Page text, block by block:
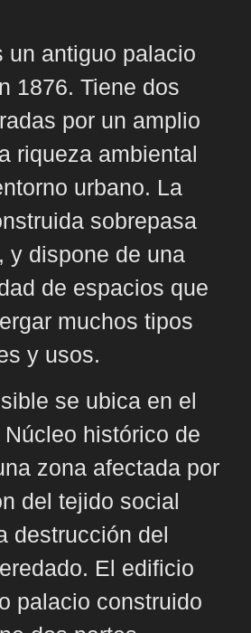
un antiguo palacio
1876. Tiene dos
por un amplio
riqueza ambiental
urbano. La
sobrepasa
y dispone de una
de espacios que
muchos tipos
y usos.
se ubica en el
histórico de
zona afectada por
del tejido social
destrucción del
El edificio
palacio construido